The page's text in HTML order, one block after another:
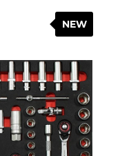
NEW